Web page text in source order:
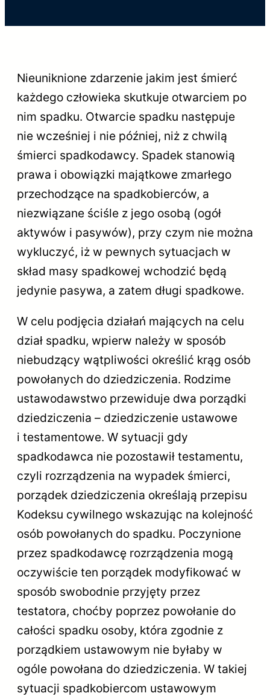
Nieuniknione zdarzenie jakim jest śmierć
każdego człowieka skutkuje otwarciem po
nim spadku. Otwarcie spadku następuje
nie wcześniej i nie później, niż z chwilą
śmierci spadkodawcy. Spadek stanowią
prawa i obowiązki majątkowe zmarłego
przechodzące na spadkobierców, a
niezwiązane ściśle z jego osobą (ogół
aktywów i pasywów), przy czym nie można
wykluczyć, iż w pewnych sytuacjach w
skład masy spadkowej wchodzić będą
jedynie pasywa, a zatem długi spadkowe.
W celu podjęcia działań mających na celu
dział spadku, wpierw należy w sposób
niebudzący wątpliwości określić krąg osób
powołanych do dziedziczenia. Rodzime
ustawodawstwo przewiduje dwa porządki
dziedziczenia – dziedziczenie ustawowe
i testamentowe. W sytuacji gdy
spadkodawca nie pozostawił testamentu,
czyli rozrządzenia na wypadek śmierci,
porządek dziedziczenia określają przepisu
Kodeksu cywilnego wskazując na kolejność
osób powołanych do spadku. Poczynione
przez spadkodawcę rozrządzenia mogą
oczywiście ten porządek modyfikować w
sposób swobodnie przyjęty przez
testatora, choćby poprzez powołanie do
całości spadku osoby, która zgodnie z
porządkiem ustawowym nie byłaby w
ogóle powołana do dziedziczenia. W takiej
sytuacji spadkobiercom ustawowym